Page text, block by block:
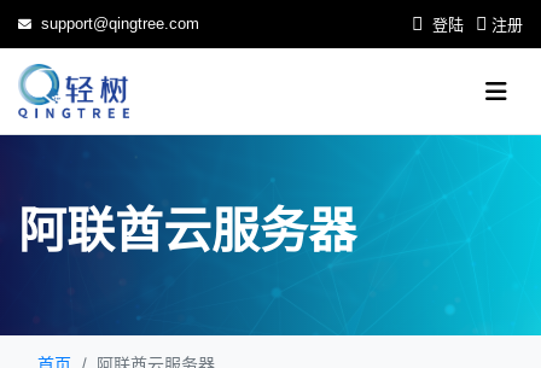
support@qingtree.com 登陆 注册
阿联酋云服务器
首页 阿联酋云服务器